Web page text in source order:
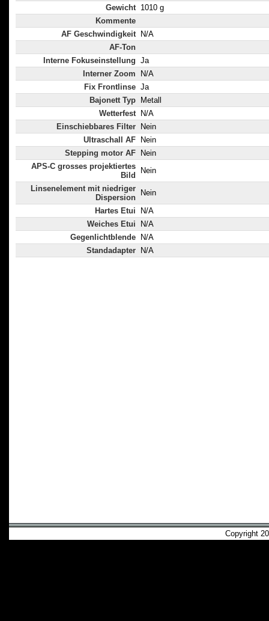
Gewicht 1010 g
Kommente
AF Geschwindigkeit
N/A
AF-Ton
Interne Fokuseinstellung Ja
Interner Zoom
N/A
Fix Frontlinse Ja
Bajonett Typ
Metall
Wetterfest
N/A
Einschiebbares Filter
Nein
Ultraschall AF
Nein
Stepping motor AF
Nein
APS-C grosses projektiertes
Bild
Nein
Linsenelement mit niedriger
Dispersion
Nein
Hartes Etui
N/A
Weiches Etui
N/A
Gegenlichtblende
N/A
Standadapter
N/A
Copyright